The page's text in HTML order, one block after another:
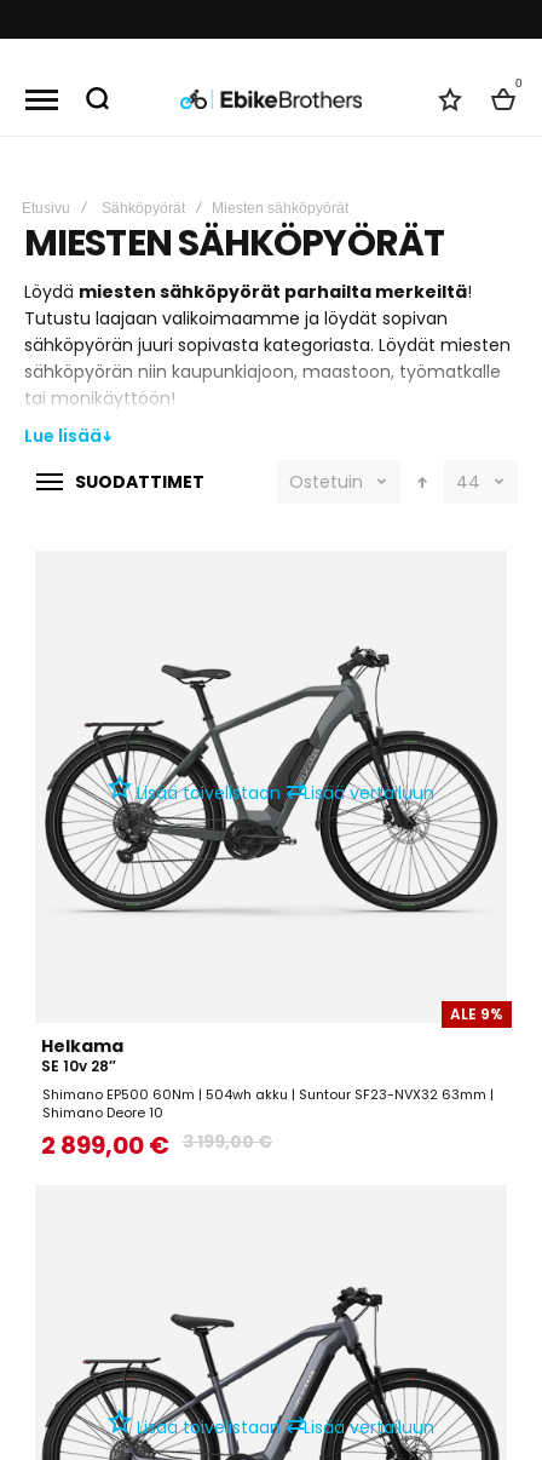
0
Etusivu Sähköpyörät Miesten sähköpyörät
MIESTEN SÄHKÖPYÖRÄT
Löydä miesten sähköpyörät parhailta merkeiltä!
Tutustu laajaan valikoimaamme ja löydät sopivan
sähköpyörän juuri sopivasta kategoriasta. Löydät miesten
sähköpyörän niin kaupunkiajoon, maastoon, työmatkalle
tai monikäyttöön!
Lue lisää➔
SUODATTIMET Ostetuin 44
ALE 9%
Lisää toivelistaan ⇄Lisää vertailuun
Helkama
SE 10v 28″
Shimano EP500 60Nm | 504wh akku | Suntour SF23-NVX32 63mm |
Shimano Deore 10
2 899,00 € 3 199,00 €
Lisää toivelistaan⇄Lisää vertailuun